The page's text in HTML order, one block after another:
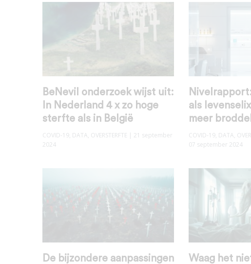
BeNevil onderzoek wijst uit:
In Nederland 4 x zo hoge
sterfte als in België
COVID-19, DATA, OVERSTERFTE | 21 september
2024
als
meer
COVID-19, DATA,
07 september 2024
De bijzondere aanpassingen
Waag het